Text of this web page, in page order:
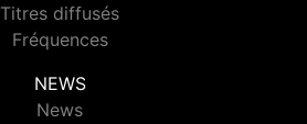
Titres diffusés
Fréquences
NEWS
News